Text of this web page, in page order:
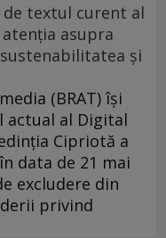
de textul curent al
asupra
și
(BRAT) își
actual al Digital
Cipriotă a
data de 21 mai
excludere din
privind